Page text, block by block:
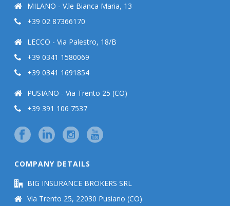
MILANO - V.le Bianca Maria, 13
+39 02 87366170
LECCO - Via Palestro, 18/B
+39 0341 1580069
+39 0341 1691854
PUSIANO - Via Trento 25 (CO)
+39 391 106 7537
COMPANY DETAILS
BIG INSURANCE BROKERS SRL
Via Trento 25, 22030 Pusiano (CO)